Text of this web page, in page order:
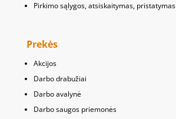
Pirkimo sąlygos, atsiskaitymas, pristatymas
Prekės
Akcijos
Darbo drabužiai
Darbo avalynė
Darbo saugos priemonės